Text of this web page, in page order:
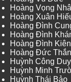
Hoàng Vọng
Hoàng Xuân
Hoàng Đình
Hoàng Đình
Hoàng Đình Kiên
Hoàng Đức
Huỳnh Công Duy
Huỳnh Minh
Huỳnh Thái Bảo